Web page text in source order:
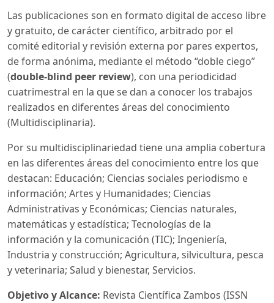
Las publicaciones son en formato digital de acceso libre
y gratuito, de carácter científico, arbitrado por el
comité editorial y revisión externa por pares expertos,
de forma anónima, mediante el método “doble ciego”
(double-blind peer review), con una periodicidad
cuatrimestral en la que se dan a conocer los trabajos
realizados en diferentes áreas del conocimiento
(Multidisciplinaria).
Por su multidisciplinariedad tiene una amplia cobertura
en las diferentes áreas del conocimiento entre los que
destacan: Educación; Ciencias sociales periodismo e
información; Artes y Humanidades; Ciencias
Administrativas y Económicas; Ciencias naturales,
matemáticas y estadística; Tecnologías de la
información y la comunicación (TIC); Ingeniería,
Industria y construcción; Agricultura, silvicultura, pesca
y veterinaria; Salud y bienestar, Servicios.
Objetivo y Alcance: Revista Científica Zambos (ISSN